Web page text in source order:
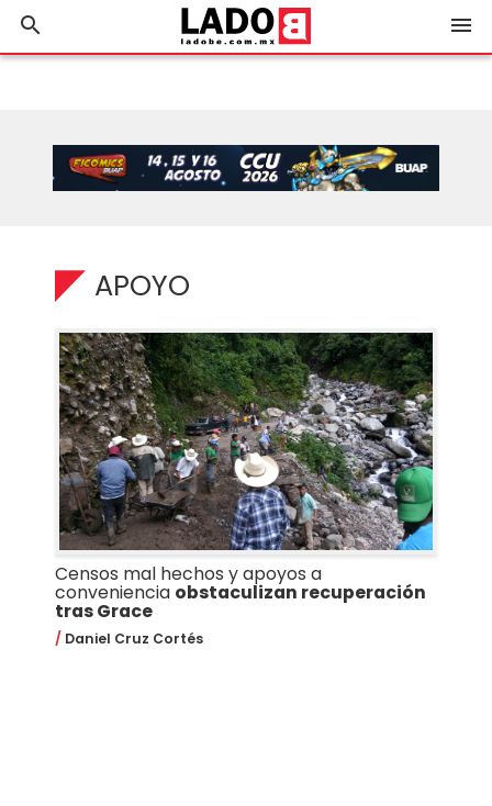
search menu
APOYO
Censos mal hechos y apoyos a
conveniencia obstaculizan recuperación
tras Grace
Daniel Cruz Cortés